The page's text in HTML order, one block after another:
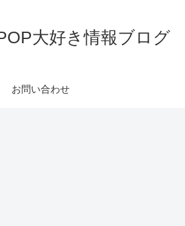
大好き情報ブログ
お問い合わせ